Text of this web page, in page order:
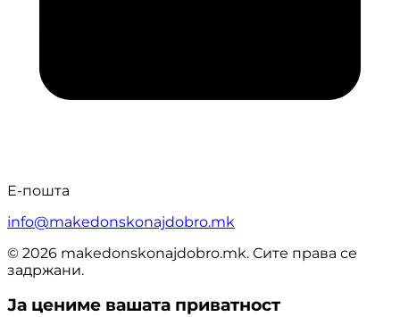
Е-пошта
info@makedonskonajdobro.mk
© 2026 makedonskonajdobro.mk. Сите права се
задржани.
Ја цениме вашата приватност